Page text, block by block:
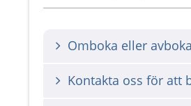
Omboka eller
Kontakta oss för att